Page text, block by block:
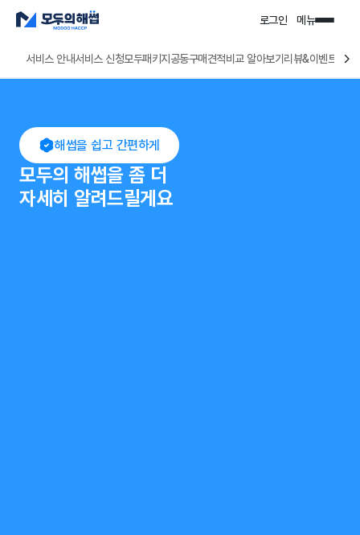
로그인 메뉴
서비스 안내서비스 신청모두패키지 공동구매바로매칭 알아보기 리뷰&이벤트
해썹을 쉽고 간편하게
모두의 해썹을 좀 더
자세히 알려드릴게요